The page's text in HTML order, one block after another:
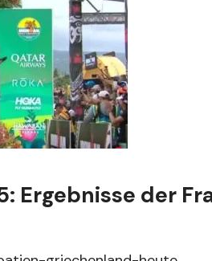
Ergebnisse der